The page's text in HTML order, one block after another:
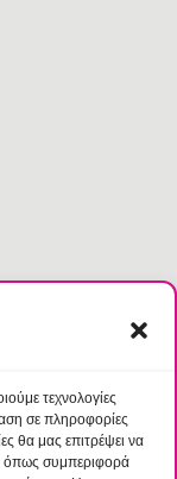
τεχνολογίες
σε πληροφορίες
θα μας επιτρέψει να
όπως συμπεριφορά